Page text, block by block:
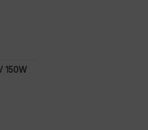
150W